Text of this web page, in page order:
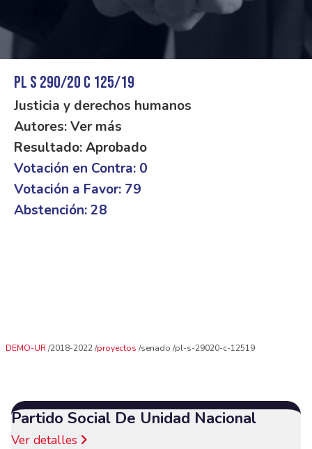
PL S 290/20 C 125/19
Justicia y derechos humanos
Autores: Ver más
Resultado: Aprobado
Votación en Contra: 0
Votación a Favor: 79
Abstención: 28
DEMO-UR 2018-2022 proyectos senado pl-s-29020-c-12519
Partido Social De Unidad Nacional
Ver detalles